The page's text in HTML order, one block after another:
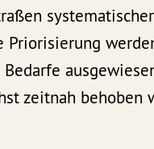
Priorisierung
zeitnah behoben